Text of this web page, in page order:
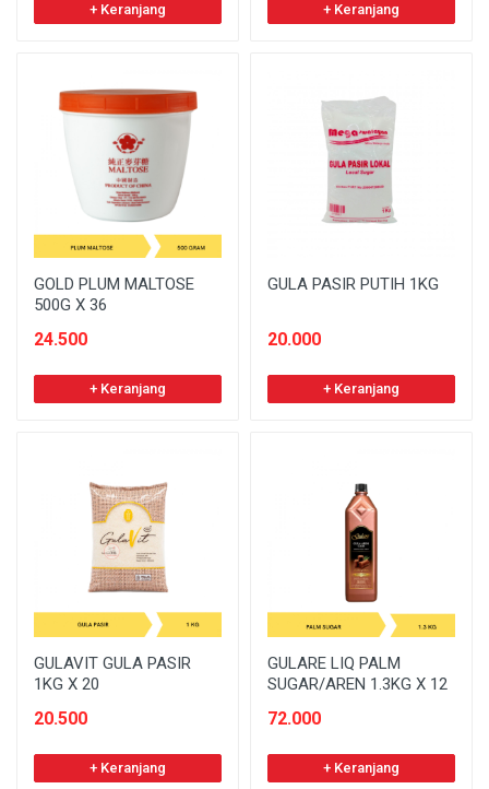
+ Keranjang + Keranjang
GOLD PLUM MALTOSE
500G X 36
24.500
+ Keranjang
GULA PASIR PUTIH 1KG
20.000
+ Keranjang
GULAVIT GULA PASIR
1KG X 20
20.500
+ Keranjang
GULARE LIQ PALM
SUGAR/AREN 1.3KG X 12
72.000
+ Keranjang